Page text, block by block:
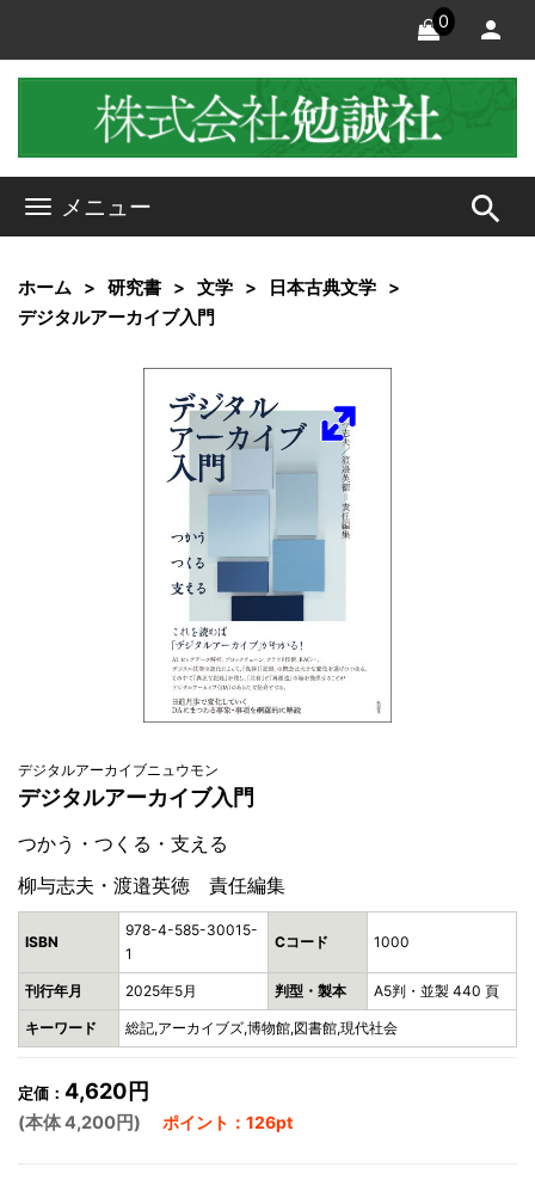
0
メニュー search
ホーム 研究書 文学
日本古典文学
デジタルアーカイブ入門
デジタルアーカイブニュウモン
デジタルアーカイブ入門
つかう・つくる・支える
柳与志夫・渡邉英徳 責任編集
ISBN
978-4-585-30015-
1
Cコード 1000
刊行年月 2025年5月 判型・製本 A5判・並製 440 頁
キーワード 総記,アーカイブズ,博物館,図書館,現代社会
定価： 4,620円
(本体 4,200円) ポイント：126pt